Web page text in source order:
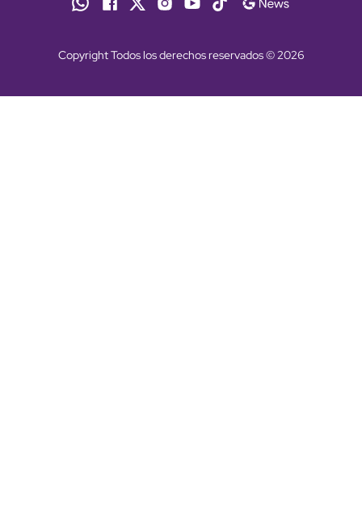
Copyright Todos los derechos reservados © 2026